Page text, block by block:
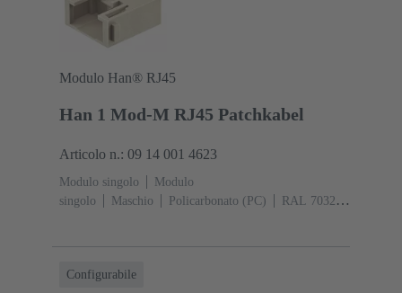
Modulo Han® RJ45
Han 1 Mod-M RJ45 Patchkabel
Articolo n.: 09 14 001 4623
Modulo singolo
Modulo
singolo
Maschio Policarbonato (PC)
RAL 7032
Configurabile